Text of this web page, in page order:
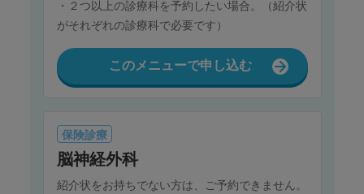
・２つ以上の診療科を予約したい場合。（紹介状
がそれぞれの診療科で必要です）
このメニューで申し込む
保険診療
脳神経外科
紹介状をお持ちでない方は、ご予約できません。